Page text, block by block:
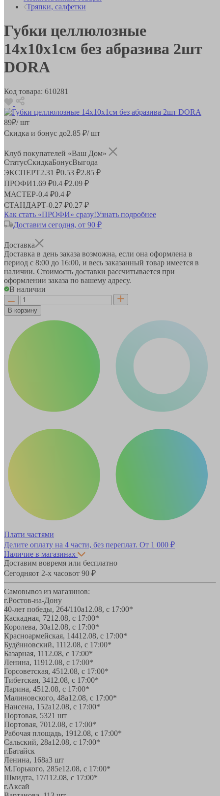
Тряпки, салфетки
Губки целлюлозные
14х10х1см без абразива 2шт
DORA
Код товара: 610281
89₽/ шт
Скидка и бонус до2.85 ₽/ шт
Клуб покупателей «Ваш Дом»
СтатусСкидкаБонусВыгода
ЭКСПЕРТ2.31 ₽0.53 ₽2.85 ₽
ПРОФИ1.69 ₽0.4 ₽2.09 ₽
МАСТЕР-0.4 ₽0.4 ₽
СТАНДАРТ-0.27 ₽0.27 ₽
Как стать «ПРОФИ» сразу!Узнать подробнее
Доставим сегодня, от 90 ₽
Доставка
Доставка в день заказа возможна, если она оформлена в
период с 8:00 до 16:00, и весь заказанный товар имеется в
наличии. Стоимость доставки рассчитывается при
оформлении заказа по вашему адресу.
В наличии
В корзину
Плати частями
Делите оплату на 4 части, без переплат. От 1 000 ₽
Наличие в магазинах
Доставим вовремя или бесплатно
Сегодняот 2-х часовот 90 ₽
Самовывоз из магазинов:
г.Ростов-на-Дону
40-лет победы, 264/110а12.08, с 17:00*
Каскадная, 7212.08, с 17:00*
Королева, 30а12.08, с 17:00*
Красноармейская, 14412.08, с 17:00*
Будённовский, 1112.08, с 17:00*
Базарная, 1112.08, с 17:00*
Ленина, 11912.08, с 17:00*
Горсоветская, 4512.08, с 17:00*
Тибетская, 3412.08, с 17:00*
Ларина, 4512.08, с 17:00*
Малиновского, 48а12.08, с 17:00*
Нансена, 152а12.08, с 17:00*
Портовая, 5321 шт
Портовая, 7012.08, с 17:00*
Рабочая площадь, 1912.08, с 17:00*
Сальский, 28a12.08, с 17:00*
г.Батайск
Ленина, 168а3 шт
М.Горького, 285е12.08, с 17:00*
Шмидта, 17/112.08, с 17:00*
г.Аксай